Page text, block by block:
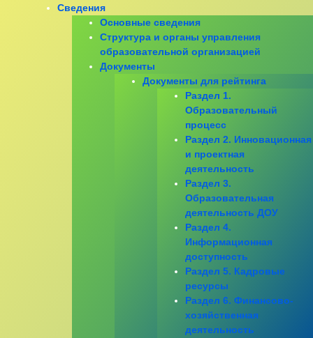
E-mail
Сведения
Основные сведения
Структура и органы управления
образовательной организацией
Документы
Документы для рейтинга
Раздел 1.
Образовательный
процесс
Раздел 2. Инновационная
и проектная
деятельность
Раздел 3.
Образовательная
деятельность ДОУ
Раздел 4.
Информационная
доступность
Раздел 5. Кадровые
ресурсы
Раздел 6. Финансово-
хозяйственная
деятельность